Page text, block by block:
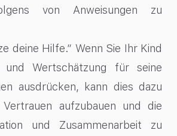
von Anweisungen zu
deine Hilfe.“ Wenn Sie Ihr Kind
und Wertschätzung für seine
ausdrücken, kann dies dazu
Vertrauen aufzubauen und die
und Zusammenarbeit zu